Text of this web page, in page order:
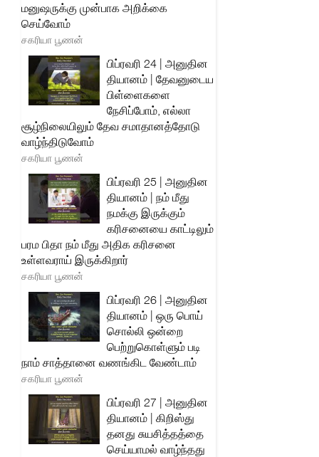
மனுஷருக்கு முன்பாக அறிக்கை
செய்வோம்
சகரியா பூணன்
பிப்ரவரி 24 | அனுதின
தியானம் | தேவனுடைய
பிள்ளைகளை
நேசிப்போம், எல்லா
சூழ்நிலையிலும் தேவ சமாதானத்தோடு
வாழ்ந்திடுவோம்
சகரியா பூணன்
பிப்ரவரி 25 | அனுதின
தியானம் | நம் மீது
நமக்கு இருக்கும்
கரிசனையை காட்டிலும்
பரம பிதா நம் மீது அதிக கரிசனை
உள்ளவராய் இருக்கிறார்
சகரியா பூணன்
பிப்ரவரி 26 | அனுதின
தியானம் | ஒரு பொய்
சொல்லி ஒன்றை
பெற்றுகொள்ளும் படி
நாம் சாத்தானை வணங்கிட வேண்டாம்
சகரியா பூணன்
பிப்ரவரி 27 | அனுதின
தியானம் | கிறிஸ்து
தனது சுயசித்தத்தை
செய்யாமல் வாழ்ந்தது